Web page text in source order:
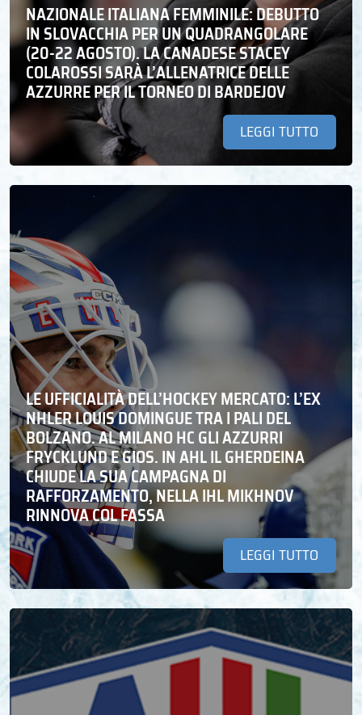
NAZIONALE ITALIANA FEMMINILE: DEBUTTO
IN SLOVACCHIA PER UN QUADRANGOLARE
(20-22 AGOSTO). LA CANADESE STACEY
COLAROSSI SARÀ L’ALLENATRICE DELLE
AZZURRE PER IL TORNEO DI BARDEJOV
LEGGI TUTTO
LE UFFICIALITÀ DELL’HOCKEY MERCATO: L’EX
NHLER LOUIS DOMINGUE TRA I PALI DEL
BOLZANO. AL MILANO HC GLI AZZURRI
FRYCKLUND E GIOS. IN AHL IL GHERDEINA
CHIUDE LA SUA CAMPAGNA DI
RAFFORZAMENTO, NELLA IHL MIKHNOV
RINNOVA COL FASSA
LEGGI TUTTO